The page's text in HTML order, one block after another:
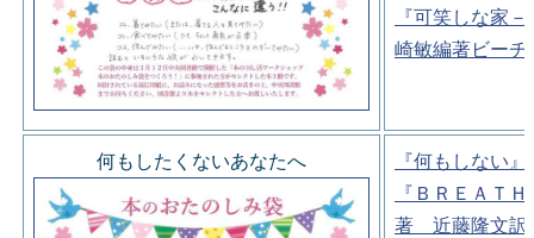
『可笑しな家
崎敏編著ビー
何もしたくないあなたへ
『何もしない
『ＢＲＥＡＴ
著 近藤隆文訳